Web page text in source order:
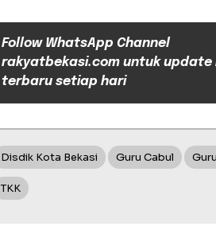
Follow WhatsApp Channel
rakyatbekasi.com untuk
terbaru setiap hari
Disdik Kota Bekasi Guru Cabul
TKK